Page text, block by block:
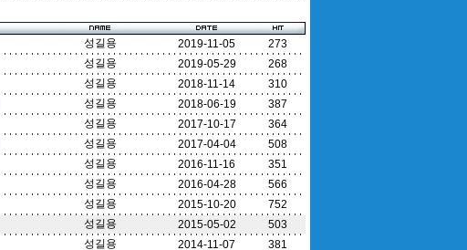
성길용 2019-11-05
273
성길용 2019-05-29
268
성길용 2018-11-14
310
성길용 2018-06-19
387
성길용 2017-10-17
364
성길용 2017-04-04
508
성길용 2016-11-16
351
성길용 2016-04-28
566
성길용 2015-10-20
752
성길용 2015-05-02
503
성길용 2014-11-07 381